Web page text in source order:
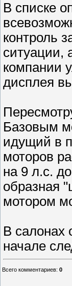
В списке
контроль
ситуации,
компании
дисплея
Базовым
идущий в
моторов
на 9 л.с.
образная
мотором
В салонах
начале
Всего комментариев: 0